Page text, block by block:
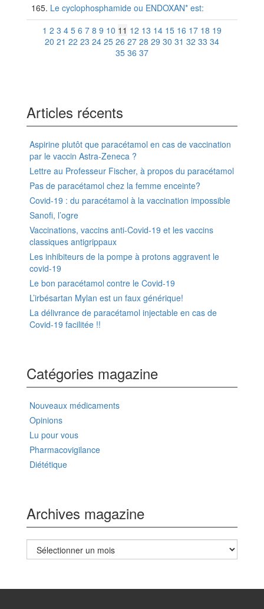
Le cyclophosphamide ou ENDOXAN* est:
1 2 3 4 5 6 7 8 9 10 11 12 13 14 15 16 17 18 19
20 21 22 23 24 25 26 27 28 29 30 31 32 33 34
35 36 37
Articles récents
Aspirine plutôt que paracétamol en cas de vaccination
par le vaccin Astra-Zeneca ?
Lettre au Professeur Fischer, à propos du paracétamol
Pas de paracétamol chez la femme enceinte?
Covid-19 : du paracétamol à la vaccination impossible
Sanofi, l’ogre
Vaccinations, vaccins anti-Covid-19 et les vaccins
classiques antigrippaux
Les inhibiteurs de la pompe à protons aggravent le
covid-19
Le bon paracétamol contre le Covid-19
L’irbésartan Mylan est un faux générique!
La délivrance de paracétamol injectable en cas de
Covid-19 facilitée !!
Catégories magazine
Nouveaux médicaments
Opinions
Lu pour vous
Pharmacovigilance
Diététique
Archives magazine
Archives
magazine